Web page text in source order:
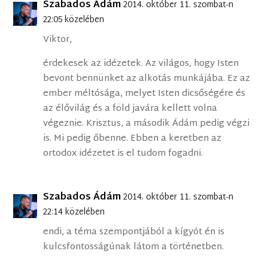
Szabados Ádám2014. október 11. szombat-n
22:05 közelében
Viktor,
érdekesek az idézetek. Az világos, hogy Isten
bevont bennünket az alkotás munkájába. Ez az
ember méltósága, melyet Isten dicsőségére és
az élővilág és a föld javára kellett volna
végeznie. Krisztus, a második Ádám pedig végzi
is. Mi pedig őbenne. Ebben a keretben az
ortodox idézetet is el tudom fogadni.
Szabados Ádám2014. október 11. szombat-n
22:14 közelében
endi, a téma szempontjából a kígyót én is
kulcsfontosságúnak látom a történetben.